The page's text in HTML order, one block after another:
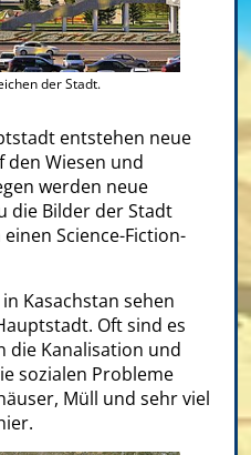
der Stadt.
entstehen neue
Wiesen und
werden neue
die Bilder der Stadt
Science-Fiction-
Kasachstan sehen
Oft sind es
die Kanalisation und
sozialen Probleme
Müll und sehr viel